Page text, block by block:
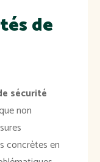
de
sécurité
non
concrètes en